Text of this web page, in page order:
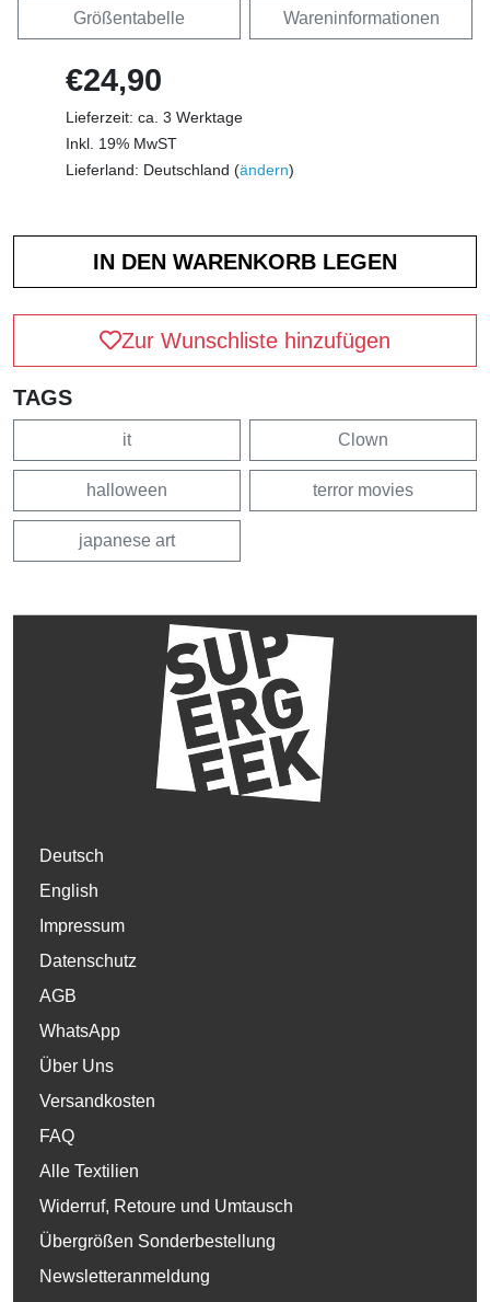
Größentabelle Wareninformationen
€24,90
Lieferzeit: ca. 3 Werktage
Inkl. 19% MwST
Lieferland: Deutschland (ändern)
Zur Wunschliste hinzufügen
TAGS
it Clown
halloween terror movies
japanese art
Deutsch
English
Impressum
Datenschutz
AGB
WhatsApp
Über Uns
Versandkosten
FAQ
Alle Textilien
Widerruf, Retoure und Umtausch
Übergrößen Sonderbestellung
Newsletteranmeldung